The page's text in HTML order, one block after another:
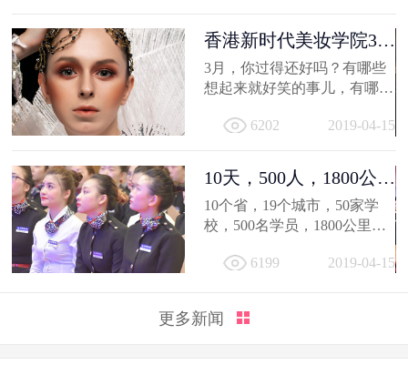
香港新时代美妆学院3月
作品选，...
3月，你过得还好吗？有哪些
想起来就好笑的事儿，有哪值
住...
6202 2019-04-15
10天，500人，1800公
里；不负韶...
10个省，19个城市，50家学
校，500名学员，1800公里，
地方... 6199 2019-04-15
更多新闻